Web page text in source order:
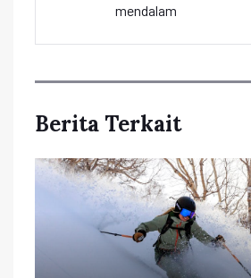
mendalam
Berita Terkait